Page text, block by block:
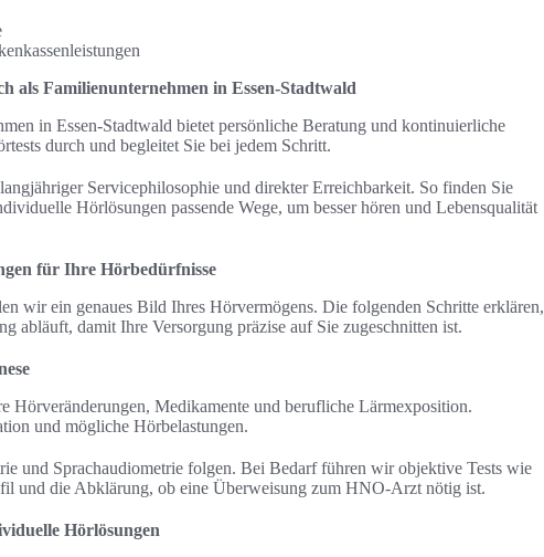
als Familienunternehmen in Essen-Stadtwald
in Essen-Stadtwald bietet persönliche Beratung und kontinuierliche
durch und begleitet Sie bei jedem Schritt.
Servicephilosophie und direkter Erreichbarkeit. So finden Sie
Hörlösungen passende Wege, um besser hören und Lebensqualität
für Ihre Hörbedürfnisse
wir ein genaues Bild Ihres Hörvermögens. Die folgenden Schritte erklären,
abläuft, damit Ihre Versorgung präzise auf Sie zugeschnitten ist.
Hörveränderungen, Medikamente und berufliche Lärmexposition.
und mögliche Hörbelastungen.
und Sprachaudiometrie folgen. Bei Bedarf führen wir objektive Tests wie
und die Abklärung, ob eine Überweisung zum HNO-Arzt nötig ist.
Hörlösungen